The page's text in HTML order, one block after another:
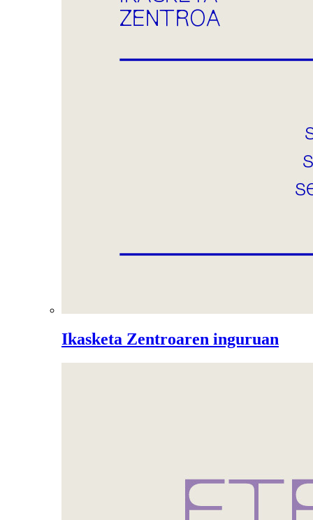
Ikasketa Zentroaren inguruan